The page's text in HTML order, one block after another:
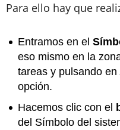
Para ello hay que
Entramos en el
eso mismo en la
tareas y pulsando en
opción.
Hacemos clic con el
del Símbolo del